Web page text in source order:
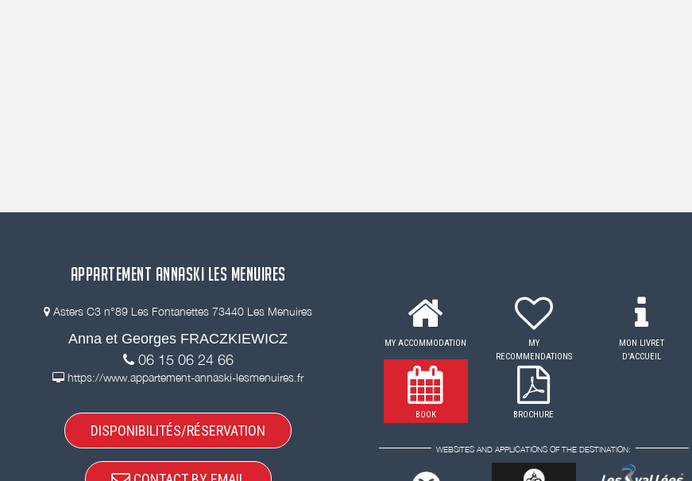
APPARTEMENT ANNASKI LES MENUIRES
Asters C3 n°89 Les Fontanettes 73440 Les Menuires
Anna et Georges FRACZKIEWICZ
06 15 06 24 66
https://www.appartement-annaski-lesmenuires.fr
DISPONIBILITÉS/RÉSERVATION
MY ACCOMMODATION
MY
RECOMMENDATIONS
MON LIVRET
D'ACCUEIL
BOOK BROCHURE
WEBSITES AND APPLICATIONS OF THE DESTINATION: